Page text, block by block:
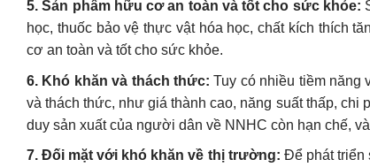
5. Sản phẩm hữu cơ an toàn và tốt cho sức khỏe:
học, thuốc bảo vệ thực vật hóa học, chất kích thích
cơ an toàn và tốt cho sức khỏe.
6. Khó khăn và thách thức: Tuy có nhiều tiềm năng
và thách thức, như giá thành cao, năng suất thấp,
duy sản xuất của người dân về NNHC còn hạn chế,
7. Đối mặt với khó khăn về thị trường: Để phát triển